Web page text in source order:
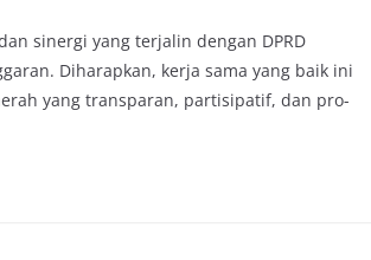
sinergi yang terjalin dengan DPRD
Diharapkan, kerja sama yang baik ini
yang transparan, partisipatif, dan pro-